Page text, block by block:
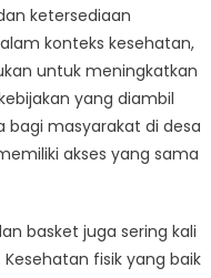
Kebijakan
Kesehatan
Rakyat
Indonesia
ketersediaan
konteks kesehatan,
untuk meningkatkan
yang diambil
masyarakat di desa
akses yang sama
basket juga sering kali
fisik yang baik